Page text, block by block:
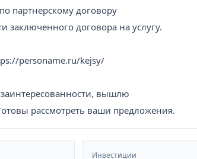
партнерскому договору
заключенного договора на услугу.
personame.ru/kejsy/
вышлю
рассмотреть ваши предложения.
Инвестиции